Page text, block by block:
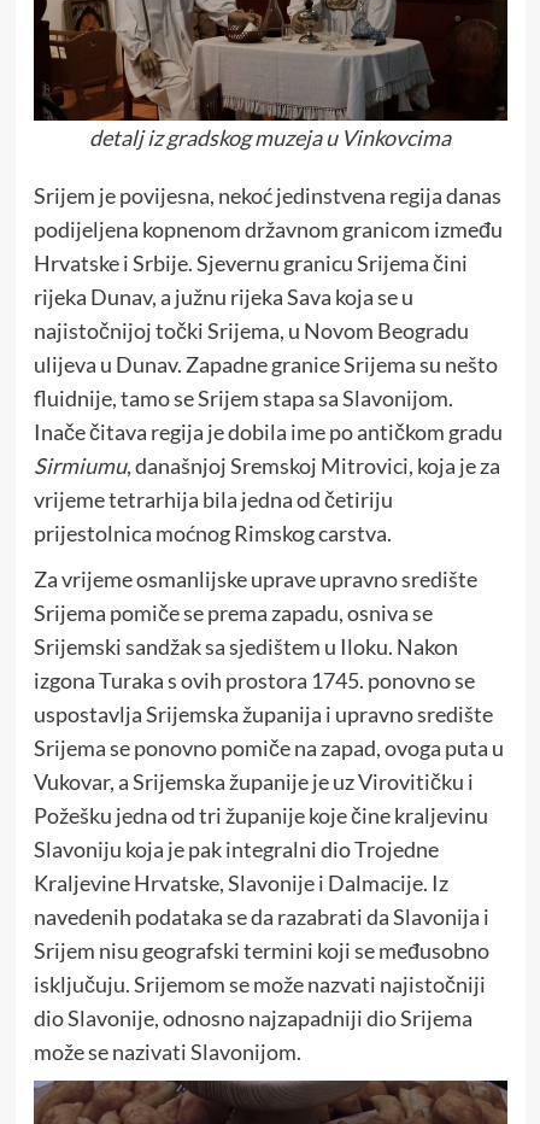
detalj iz gradskog muzeja u Vinkovcima
Srijem je povijesna, nekoć jedinstvena regija danas
podijeljena kopnenom državnom granicom između
Hrvatske i Srbije. Sjevernu granicu Srijema čini
rijeka Dunav, a južnu rijeka Sava koja se u
najistočnijoj točki Srijema, u Novom Beogradu
ulijeva u Dunav. Zapadne granice Srijema su nešto
fluidnije, tamo se Srijem stapa sa Slavonijom.
Inače čitava regija je dobila ime po antičkom gradu
Sirmiumu, današnjoj Sremskoj Mitrovici, koja je za
vrijeme tetrarhija bila jedna od četiriju
prijestolnica moćnog Rimskog carstva.
Za vrijeme osmanlijske uprave upravno središte
Srijema pomiče se prema zapadu, osniva se
Srijemski sandžak sa sjedištem u Iloku. Nakon
izgona Turaka s ovih prostora 1745. ponovno se
uspostavlja Srijemska županija i upravno središte
Srijema se ponovno pomiče na zapad, ovoga puta u
Vukovar, a Srijemska županije je uz Virovitičku i
Požešku jedna od tri županije koje čine kraljevinu
Slavoniju koja je pak integralni dio Trojedne
Kraljevine Hrvatske, Slavonije i Dalmacije. Iz
navedenih podataka se da razabrati da Slavonija i
Srijem nisu geografski termini koji se međusobno
isključuju. Srijemom se može nazvati najistočniji
dio Slavonije, odnosno najzapadniji dio Srijema
može se nazivati Slavonijom.